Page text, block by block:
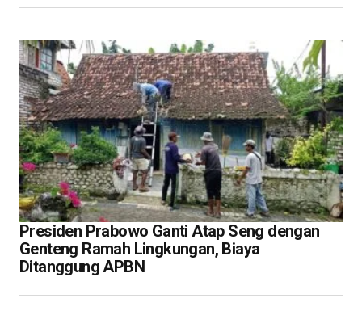
Presiden Prabowo Ganti Atap Seng dengan
Genteng Ramah Lingkungan, Biaya
Ditanggung APBN